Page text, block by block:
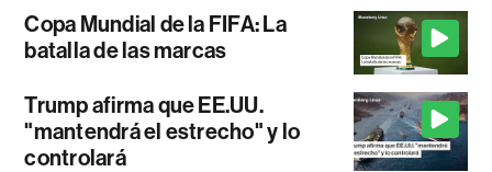
Copa Mundial de la FIFA: La
batalla de las marcas
Trump afirma que EE.UU.
"mantendrá el estrecho" y lo
controlará